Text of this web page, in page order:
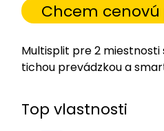
Multisplit pre 2 miestnosti
tichou prevádzkou a
Top vlastnosti
Chcem